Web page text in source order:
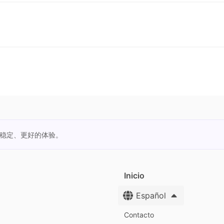
定、更好的体验。
Inicio
Español
Contacto